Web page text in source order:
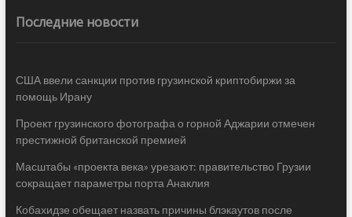
Последние новости
США ввели санкции против грузинской криптобиржи за
помощь Ирану
Проект грузинского фотографа о горной Аджарии отмечен
престижной британской премией
Масштабы «проекта века» урезают: правительство Грузии
сокращает параметры порта Анаклия
Кобахидзе обещает назвать причины блэкаутов после